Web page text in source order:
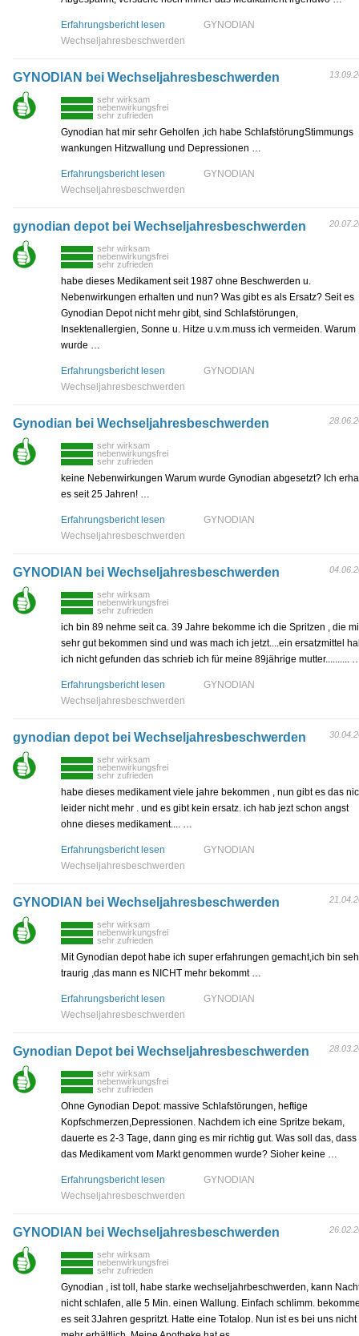
Erfahrungsbericht lesen
GYNODIAN
Wechseljahresbeschwerden
GYNODIAN bei Wechseljahresbeschwerden
sehr wirksam
nebenwirkungsfrei
sehr zufrieden
Gynodian hat mir sehr Geholfen ,ich habe SchlafstörungStimmungs
wankungen Hitzwallung und Depressionen …
Erfahrungsbericht lesen
GYNODIAN
Wechseljahresbeschwerden
gynodian depot bei Wechseljahresbeschwerden
sehr wirksam
nebenwirkungsfrei
sehr zufrieden
habe dieses Medikament seit 1987 ohne Beschwerden u.
Nebenwirkungen erhalten und nun? Was gibt es als Ersatz? Seit es
Gynodian Depot nicht mehr gibt, sind Schlafstörungen,
Insektenallergien, Sonne u. Hitze u.v.m.muss ich vermeiden. Warum
wurde …
Erfahrungsbericht lesen
GYNODIAN
Wechseljahresbeschwerden
Gynodian bei Wechseljahresbeschwerden
sehr wirksam
nebenwirkungsfrei
sehr zufrieden
keine Nebenwirkungen Warum wurde Gynodian abgesetzt? Ich
es seit 25 Jahren! …
Erfahrungsbericht lesen
GYNODIAN
Wechseljahresbeschwerden
GYNODIAN bei Wechseljahresbeschwerden
sehr wirksam
nebenwirkungsfrei
sehr zufrieden
ich bin 89 nehme seit ca. 39 Jahre bekomme ich die Spritzen , die
sehr gut bekommen sind und was mach ich jetzt....ein ersatzmittel
ich nicht gefunden das schrieb ich für meine 89jährige mutter..........
Erfahrungsbericht lesen
GYNODIAN
Wechseljahresbeschwerden
gynodian depot bei Wechseljahresbeschwerden
sehr wirksam
nebenwirkungsfrei
sehr zufrieden
habe dieses medikament viele jahre bekommen , nun gibt es das
leider nicht mehr . und es gibt kein ersatz. ich hab jezt schon angst
ohne dieses medikament.... …
Erfahrungsbericht lesen
GYNODIAN
Wechseljahresbeschwerden
GYNODIAN bei Wechseljahresbeschwerden
sehr wirksam
nebenwirkungsfrei
sehr zufrieden
Mit Gynodian depot habe ich super erfahrungen gemacht,ich bin
traurig ,das mann es NICHT mehr bekommt …
Erfahrungsbericht lesen
GYNODIAN
Wechseljahresbeschwerden
Gynodian Depot bei Wechseljahresbeschwerden
sehr wirksam
nebenwirkungsfrei
sehr zufrieden
Ohne Gynodian Depot: massive Schlafstörungen, heftige
Kopfschmerzen,Depressionen. Nachdem ich eine Spritze bekam,
dauerte es 2-3 Tage, dann ging es mir richtig gut. Was soll das, dass
das Medikament vom Markt genommen wurde? Sioher keine …
Erfahrungsbericht lesen
GYNODIAN
Wechseljahresbeschwerden
GYNODIAN bei Wechseljahresbeschwerden
sehr wirksam
nebenwirkungsfrei
sehr zufrieden
Gynodian , ist toll, habe starke wechseljahrbeschwerden, kann
nicht schlafen, alle 5 Min. einen Wallung. Einfach schlimm.
es seit 3Jahren gespritzt. Hatte eine Totalop. Nun ist es bei uns nicht